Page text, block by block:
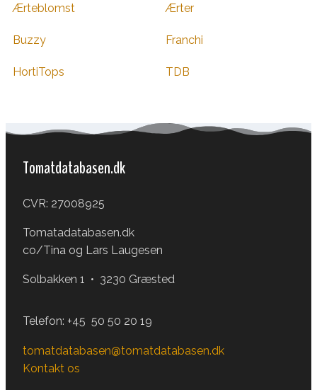
Ærteblomst Ærter
Buzzy Franchi
HortiTops TDB
Tomatdatabasen.dk
CVR: 27008925
Tomatadatabasen.dk
co/Tina og Lars Laugesen
Solbakken 1 • 3230 Græsted
Telefon: +45 50 50 20 19
tomatdatabasen@tomatdatabasen.dk
Kontakt os